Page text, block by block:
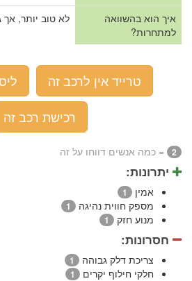
איך הוא בהשוואה
למתחרות?
לא טוב יותר, אך
טרייד אין לרכב זה
רכישת רכב זה
2 = כמה אנשים דווחו על זה
יתרונות:
אמין 1
מספק חווית נהיגה 1
מנוע חזק 1
חסרונות:
צריכת דלק גבוהה 1
חלקי חילוף יקרים 1